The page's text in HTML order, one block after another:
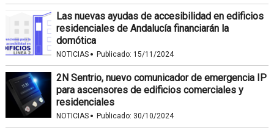
Las nuevas ayudas de accesibilidad en edificios
residenciales de Andalucía financiarán la
domótica
NOTICIAS · Publicado: 15/11/2024
2N Sentrio, nuevo comunicador de emergencia IP
para ascensores de edificios comerciales y
residenciales
NOTICIAS · Publicado: 30/10/2024